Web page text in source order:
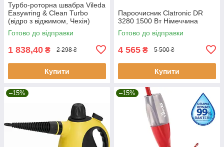
Турбо-роторна швабра Vileda
Easywring & Clean Turbo
(відро з віджимом, Чехія)
Готово до відправки
1 838,40 ₴ 2 298 ₴
Купити
Пароочисник Clatronic DR
3280 1500 Вт Німеччина
Готово до відправки
4 565 ₴ 5 500 ₴
Купити
–15% –15%